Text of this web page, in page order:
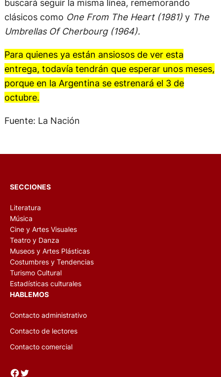
buscará seguir la misma línea, rememorando
clásicos como One From The Heart (1981)y The
Umbrellas Of Cherbourg (1964).
Para quienes ya están ansiosos de ver esta
entrega, todavía tendrán que esperar unos meses,
porque en la Argentina se estrenará el 3 de
octubre.
Fuente: La Nación
SECCIONES
Literatura
Música
Cine y Artes Visuales
Teatro y Danza
Museos y Artes Plásticas
Costumbres y Tendencias
Turismo Cultural
Estadísticas culturales
HABLEMOS
Contacto administrativo
Contacto de lectores
Contacto comercial
Facebook Twitter